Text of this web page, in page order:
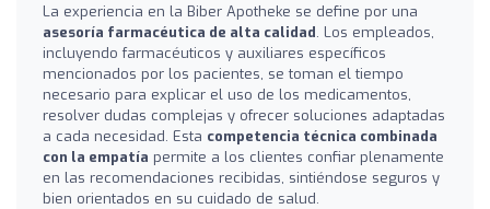
La experiencia en la Biber Apotheke se define por una
asesoría farmacéutica de alta calidad. Los empleados,
incluyendo farmacéuticos y auxiliares específicos
mencionados por los pacientes, se toman el tiempo
necesario para explicar el uso de los medicamentos,
resolver dudas complejas y ofrecer soluciones adaptadas
a cada necesidad. Esta competencia técnica combinada
con la empatía permite a los clientes confiar plenamente
en las recomendaciones recibidas, sintiéndose seguros y
bien orientados en su cuidado de salud.